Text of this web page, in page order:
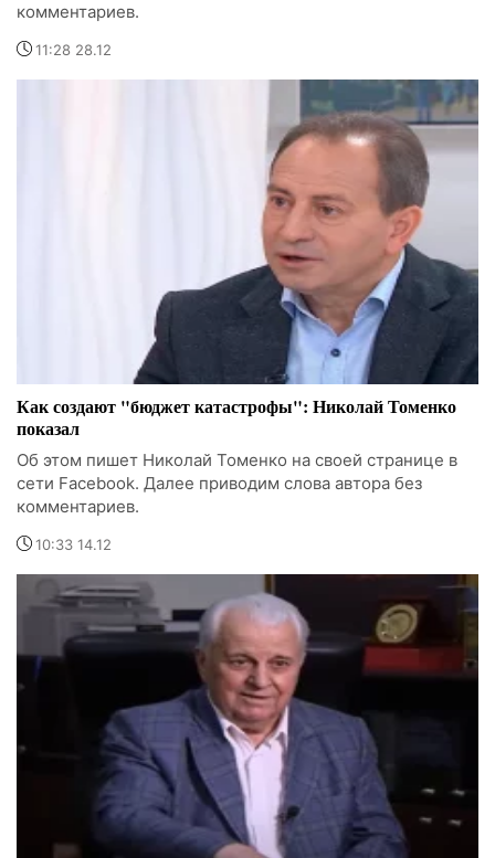
комментариев.
11:28 28.12
Как создают "бюджет катастрофы": Николай Томенко
показал
Об этом пишет Николай Томенко на своей странице в
сети Facebook. Далее приводим слова автора без
комментариев.
10:33 14.12